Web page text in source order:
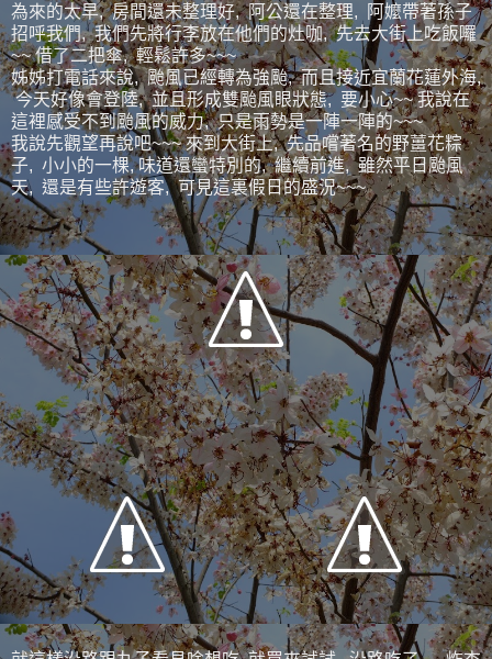
為來的太早, 房間還未整理好, 阿公還在整理, 阿嬤帶著孫子
招呼我們, 我們先將行李放在他們的灶咖, 先去大街上吃飯囉
~~ 借了二把傘, 輕鬆許多~~~
姊姊打電話來說, 颱風已經轉為強颱, 而且接近宜蘭花蓮外海,
今天好像會登陸, 並且形成雙颱風眼狀態, 要小心~~ 我說在
這裡感受不到颱風的威力, 只是雨勢是一陣一陣的~~~
我說先觀望再說吧~~~ 來到大街上, 先品嚐著名的野薑花粽
子, 小小的一棵, 味道還蠻特別的, 繼續前進, 雖然平日颱風
天, 還是有些許遊客, 可見這裏假日的盛況~~~